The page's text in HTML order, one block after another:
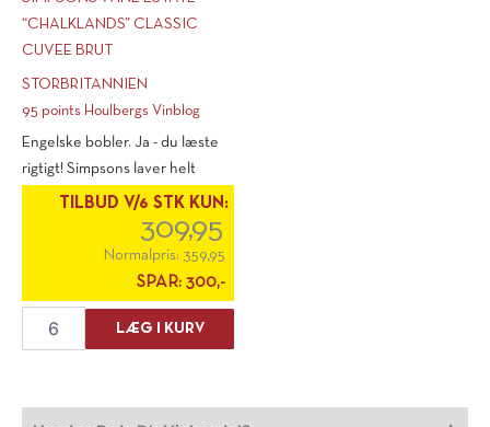
“CHALKLANDS” CLASSIC
CUVEE BRUT
STORBRITANNIEN
95 points Houlbergs Vinblog
Engelske bobler. Ja - du læste
rigtigt! Simpsons laver helt
umiskendelige højkvalitets [...]
TILBUD V/6 STK KUN:
309,95
Normalpris: 359,95
SPAR: 300,-
Wine
Classic
LÆG I KURV